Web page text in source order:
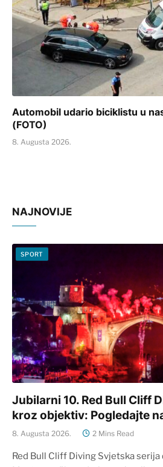
Automobil udario biciklistu u
(FOTO)
8. Augusta 2026.
NAJNOVIJE
SPORT
Jubilarni 10. Red Bull Cliff
kroz objektiv: Pogledajte
8. Augusta 2026. 2 Mins Read
Red Bull Cliff Diving Svjetska